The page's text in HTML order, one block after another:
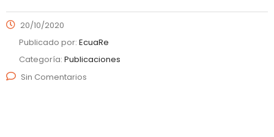
20/10/2020
Publicado por: EcuaRe
Categoría: Publicaciones
Sin Comentarios